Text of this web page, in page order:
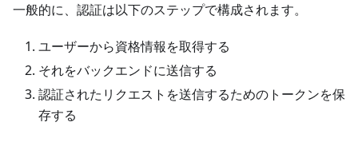
一般的に、認証は以下のステップで構成されます。
ユーザーから資格情報を取得する
それをバックエンドに送信する
認証されたリクエストを送信するためのトークンを保
存する